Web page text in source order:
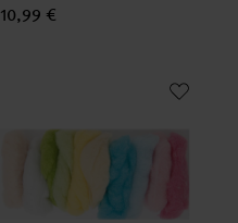
10,99 €
Schafwolle pastellmix 100g